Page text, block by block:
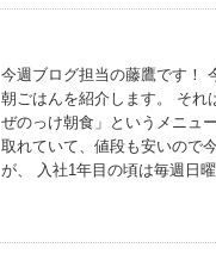
今週ブログ担当の藤鷹です！
朝ごはんを紹介します。 それ
ぜのっけ朝食」というメニュ
取れていて、値段も安いので
が、 入社1年目の頃は毎週日